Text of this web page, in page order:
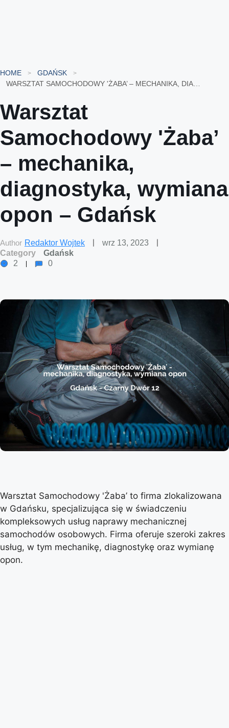
HOME
GDAŃSK
WARSZTAT SAMOCHODOWY 'ŻABA’ – MECHANIKA, DIAGNOSTYKA, WYMIANA OPON – GDAŃSK
Warsztat
Samochodowy 'Żaba’
– mechanika,
diagnostyka, wymiana
opon – Gdańsk
Author Redaktor Wojtek
wrz 13, 2023
Category
Gdańsk
2
0
Warsztat Samochodowy 'Żaba’ to firma zlokalizowana
w Gdańsku, specjalizująca się w świadczeniu
kompleksowych usług naprawy mechanicznej
samochodów osobowych. Firma oferuje szeroki zakres
usług, w tym mechanikę, diagnostykę oraz wymianę
opon.